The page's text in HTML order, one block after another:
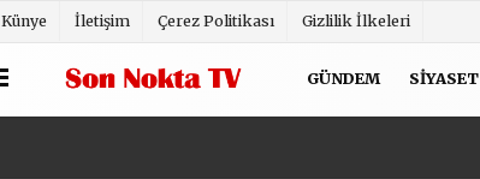
Künye İletişim Çerez Politikası Gizlilik İlkeleri
GÜNDEM SIYASET